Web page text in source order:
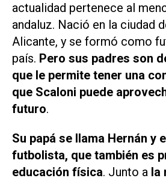
actualidad pertenece al
andaluz. Nació en la ciudad
Alicante, y se formó como
país. Pero sus padres son
que le permite tener una
que Scaloni puede
futuro.
Su papá se llama Hernán y
futbolista, que también es
educación física. Junto a la